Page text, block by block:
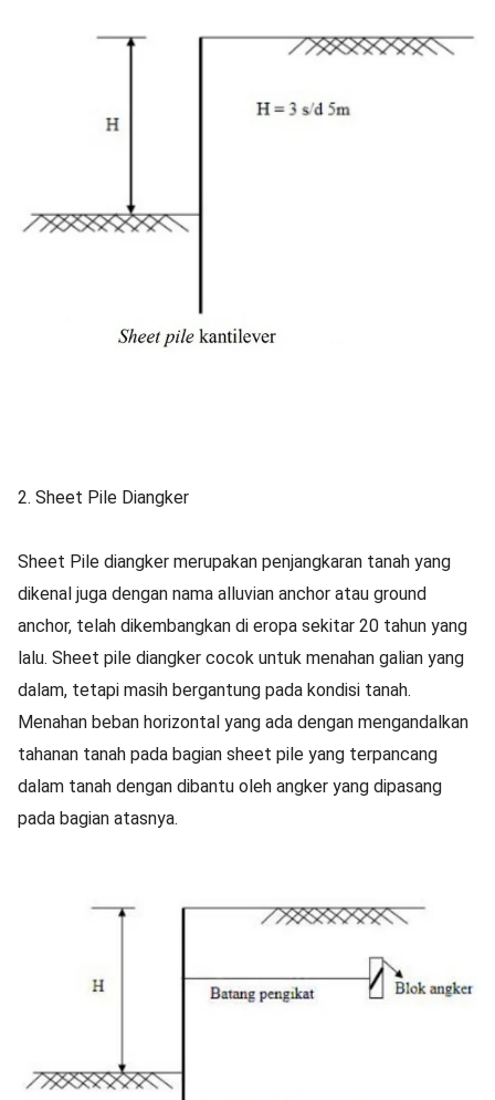
2. Sheet Pile Diangker
Sheet Pile diangker merupakan penjangkaran tanah yang
dikenal juga dengan nama alluvian anchor atau ground
anchor, telah dikembangkan di eropa sekitar 20 tahun yang
lalu. Sheet pile diangker cocok untuk menahan galian yang
dalam, tetapi masih bergantung pada kondisi tanah.
Menahan beban horizontal yang ada dengan mengandalkan
tahanan tanah pada bagian sheet pile yang terpancang
dalam tanah dengan dibantu oleh angker yang dipasang
pada bagian atasnya.